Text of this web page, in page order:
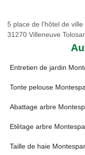
5 place de l'hôtel de ville
31270 Villeneuve
Entretien de jardin
Tonte pelouse
Abattage arbre
Etêtage arbre
Taille de haie